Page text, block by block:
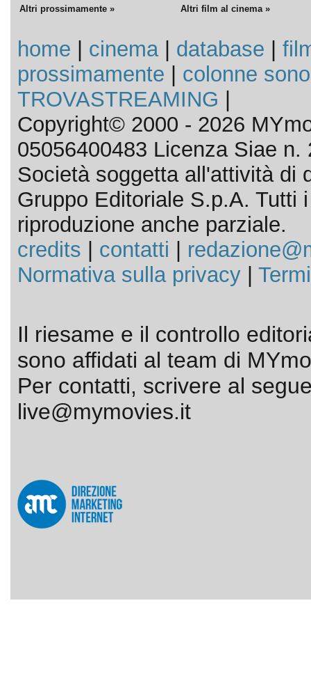
Altri prossimamente » Altri film al cinema »
home cinema| database
prossimamente
colonne
TROVASTREAMING
Copyright© 2000 - 2026
05056400483 Licenza Siae n.
Società soggetta all'attività di
Gruppo Editoriale S.p.A. Tutti
riproduzione anche parziale.
credits
contatti
Normativa sulla privacy|
Il riesame e il controllo
sono affidati al team di
Per contatti, scrivere al
live@mymovies.it